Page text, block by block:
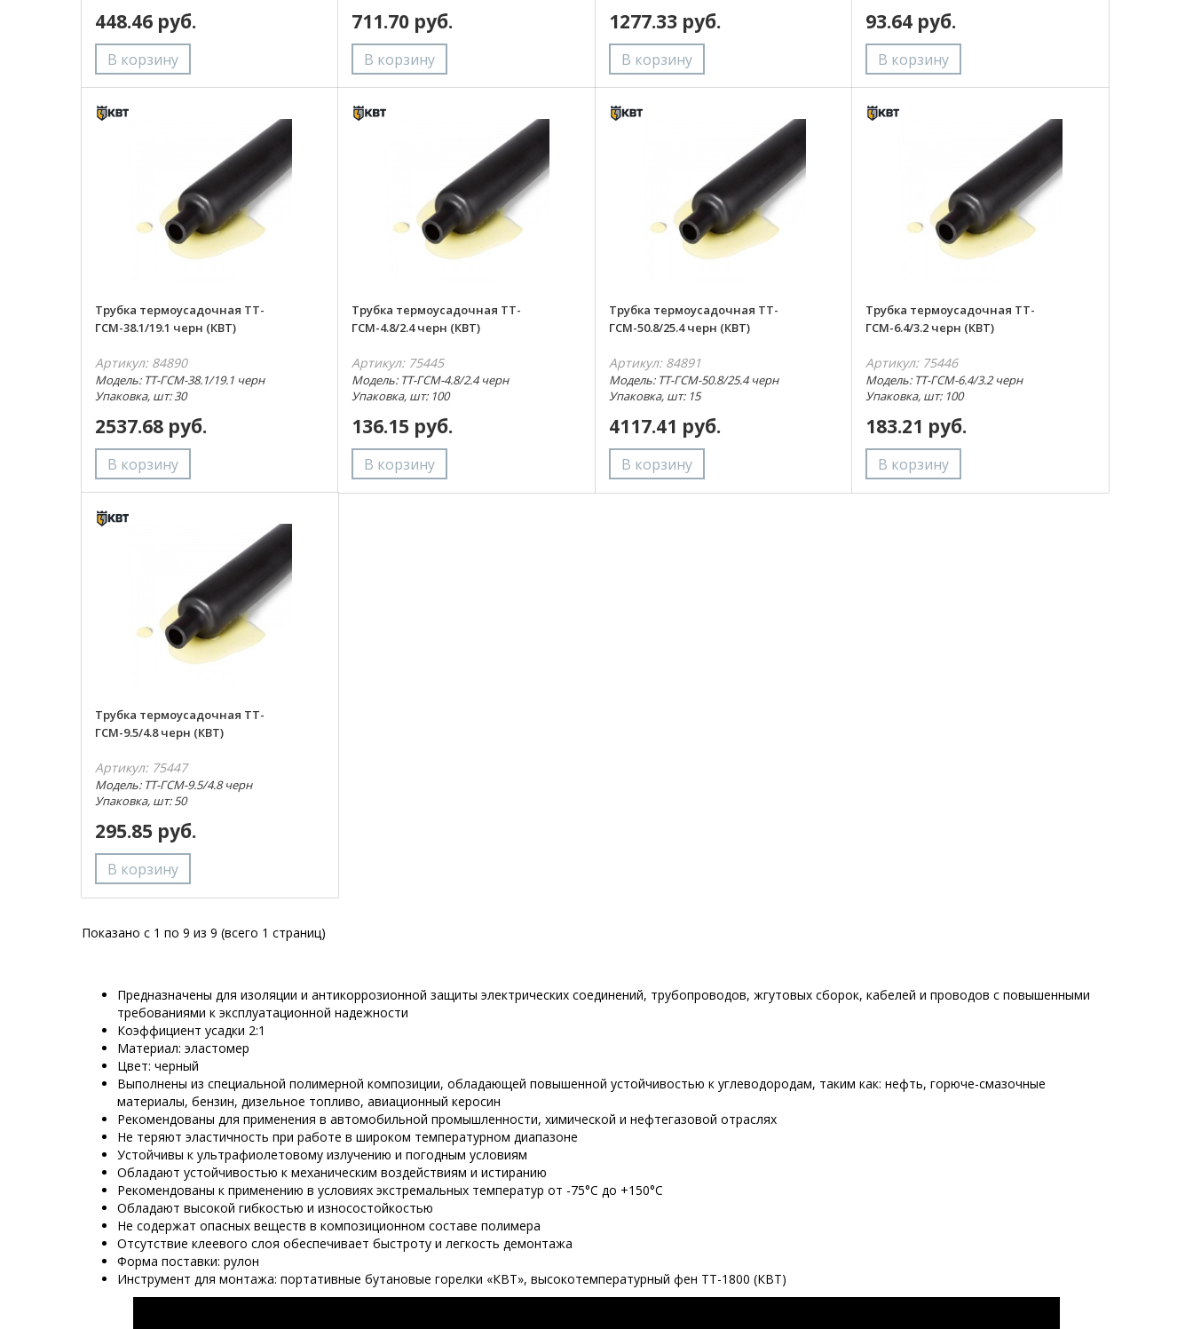
448.46 руб. 711.70 руб. 1277.33 руб. 93.64 руб.
Трубка термоусадочная ТТ-
ГСМ-38.1/19.1 черн (КВТ)
Артикул: 84890
Модель: ТТ-ГСМ-38.1/19.1 черн
Упаковка, шт: 30
2537.68 руб.
Трубка термоусадочная ТТ-
ГСМ-4.8/2.4 черн (КВТ)
Артикул: 75445
Модель: ТТ-ГСМ-4.8/2.4 черн
Упаковка, шт: 100
136.15 руб.
Трубка термоусадочная ТТ-
ГСМ-50.8/25.4 черн (КВТ)
Артикул: 84891
Модель: ТТ-ГСМ-50.8/25.4 черн
Упаковка, шт: 15
4117.41 руб.
Трубка термоусадочная ТТ-
ГСМ-6.4/3.2 черн (КВТ)
Артикул: 75446
Модель: ТТ-ГСМ-6.4/3.2 черн
Упаковка, шт: 100
183.21 руб.
Трубка термоусадочная ТТ-
ГСМ-9.5/4.8 черн (КВТ)
Артикул: 75447
Модель: ТТ-ГСМ-9.5/4.8 черн
Упаковка, шт: 50
295.85 руб.
Показано с 1 по 9 из 9 (всего 1 страниц)
Предназначены для изоляции и антикоррозионной защиты электрических соединений, трубопроводов, жгутовых сборок, кабелей и проводов с повышенными
требованиями к эксплуатационной надежности
Коэффициент усадки 2:1
Материал: эластомер
Цвет: черный
Выполнены из специальной полимерной композиции, обладающей повышенной устойчивостью к углеводородам, таким как: нефть, горюче-смазочные
материалы, бензин, дизельное топливо, авиационный керосин
Рекомендованы для применения в автомобильной промышленности, химической и нефтегазовой отраслях
Не теряют эластичность при работе в широком температурном диапазоне
Устойчивы к ультрафиолетовому излучению и погодным условиям
Обладают устойчивостью к механическим воздействиям и истиранию
Рекомендованы к применению в условиях экстремальных температур от -75°C до +150°C
Обладают высокой гибкостью и износостойкостью
Не содержат опасных веществ в композиционном составе полимера
Отсутствие клеевого слоя обеспечивает быстроту и легкость демонтажа
Форма поставки: рулон
Инструмент для монтажа: портативные бутановые горелки «КВТ», высокотемпературный фен ТТ-1800 (КВТ)